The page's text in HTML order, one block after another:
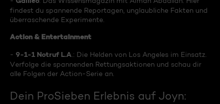
findest du spannende Reportagen, unglaubliche Fakten und
überraschende Experimente.
Action & Entertainment
- 9-1-1 Notruf L.A .: Die Helden von Los Angeles im Einsatz.
Verfolge die spannenden Rettungsaktionen und schau dir
alle Folgen der Action-Serie an.
Dein ProSieben Erlebnis auf Joyn: